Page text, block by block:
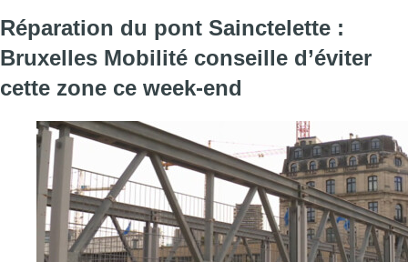
Réparation du pont Sainctelette :
Bruxelles Mobilité conseille d’éviter
cette zone ce week-end